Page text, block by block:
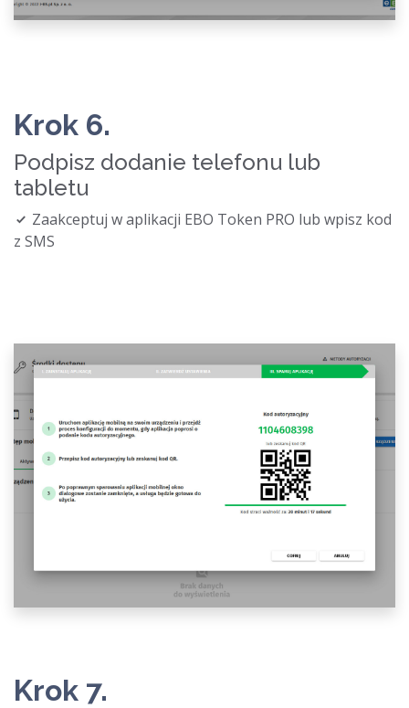
Krok 6.
Podpisz dodanie telefonu lub
tabletu
Zaakceptuj w aplikacji EBO Token PRO lub wpisz kod
z SMS
Krok 7.